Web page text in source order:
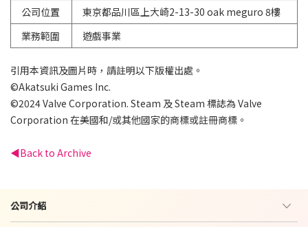
公司位置
東京都品川區上大崎2-13-30 oak meguro 8樓
業務範圍
遊戲事業
引用本資訊及圖片時，請註明以下版權出處。
©︎Akatsuki Games Inc.
©2024 Valve Corporation. Steam 及 Steam 標誌為 Valve
Corporation 在美國和/或其他國家的商標或註冊商標。
Back to Archive
公司介紹